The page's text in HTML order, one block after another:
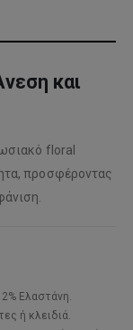
και
floral
προσφέροντας
Ελαστάνη.
ή κλειδιά.